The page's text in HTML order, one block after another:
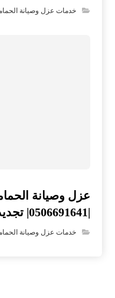
خدمات عزل وصيانة
عزل وصيانة
|0506691641| تجديد حمامات
خدمات عزل وصيانة